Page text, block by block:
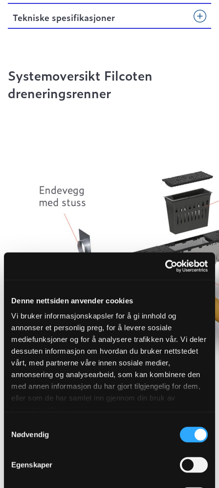
Denne nettsiden anvender cookies
Vi bruker informasjonskapsler for å gi innhold og
annonser et personlig preg, for å levere sosiale
mediefunksjoner og for å analysere trafikken vår. Vi deler
dessuten informasjon om hvordan du bruker nettstedet
vårt, med partnerne våre innen sosiale medier,
annonsering og analysearbeid, som kan kombinere den
med annen informasjon du har gjort tilgjengelig for dem,
eller som de har samlet inn gjennom din bruk av
Nødvendig
Egenskaper
Tekniske spesifikasjoner
Systemoversikt Filcoten
dreneringsrenner
ditt prosjekt
håndtering av overvann. Vi leverer produkter for